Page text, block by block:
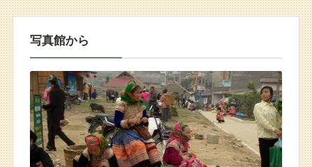
写真館から